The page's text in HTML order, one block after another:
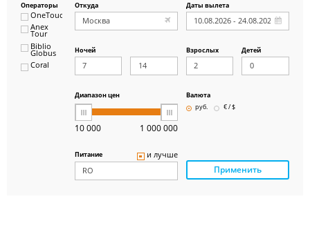
Операторы
OneTouch&Travel
Anex
Tour
Biblio
Globus
Coral
Откуда Даты вылета
Ночей Взрослых Детей
Диапазон цен
10 000 1 000 000
Валюта
руб.
€ / $
Питание и лучше
Применить